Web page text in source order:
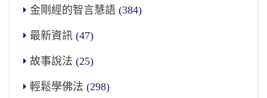
金剛經的智言慧語 (384)
最新資訊 (47)
故事說法 (25)
輕鬆學佛法 (298)